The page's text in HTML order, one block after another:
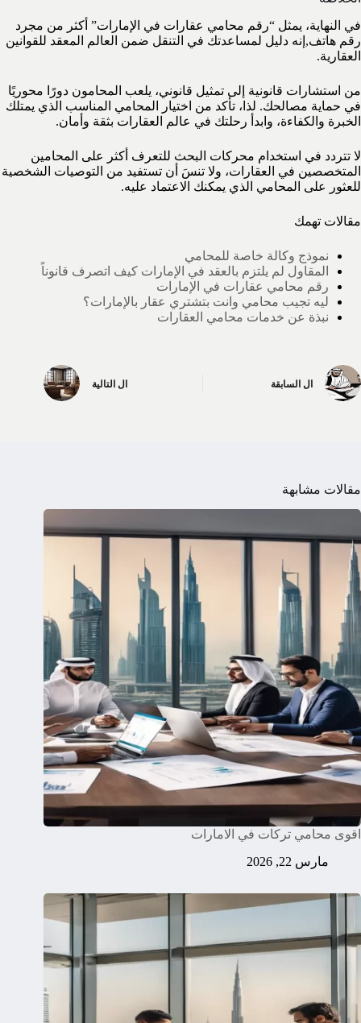
في النهاية، يمثل “رقم محامي عقارات في الإمارات” أكثر من مجرد
رقم هاتف,إنه دليل لمساعدتك في التنقل ضمن العالم المعقد للقوانين
العقارية.
من استشارات قانونية إلى تمثيل قانوني، يلعب المحامون دورًا محوريًا
في حماية مصالحك. لذا، تأكد من اختيار المحامي المناسب الذي يمتلك
الخبرة والكفاءة، وابدأ رحلتك في عالم العقارات بثقة وأمان.
لا تتردد في استخدام محركات البحث للتعرف أكثر على المحامين
المتخصصين في العقارات، ولا تنسَ أن تستفيد من التوصيات الشخصية
للعثور على المحامي الذي يمكنك الاعتماد عليه.
مقالات تهمك
نموذج وكالة خاصة للمحامي
المقاول لم يلتزم بالعقد في الإمارات كيف اتصرف قانوناً
رقم محامي عقارات في الإمارات
ليه تجيب محامي وانت بتشتري عقار بالإمارات؟
نبذة عن خدمات محامي العقارات
ال السابقة ال التالية
مقالات مشابهة
اقوى محامي تركات في الامارات
مارس 22, 2026